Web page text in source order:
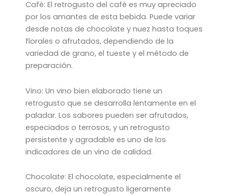
Café: El retrogusto del café es muy apreciado
por los amantes de esta bebida. Puede variar
desde notas de chocolate y nuez hasta toques
florales o afrutados, dependiendo de la
variedad de grano, el tueste y el método de
preparación.
Vino: Un vino bien elaborado tiene un
retrogusto que se desarrolla lentamente en el
paladar. Los sabores pueden ser afrutados,
especiados o terrosos, y un retrogusto
persistente y agradable es uno de los
indicadores de un vino de calidad.
Chocolate: El chocolate, especialmente el
oscuro, deja un retrogusto ligeramente